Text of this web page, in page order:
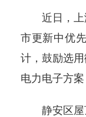
近日，
市更新中优
计，鼓励选
电力电子方
静安区